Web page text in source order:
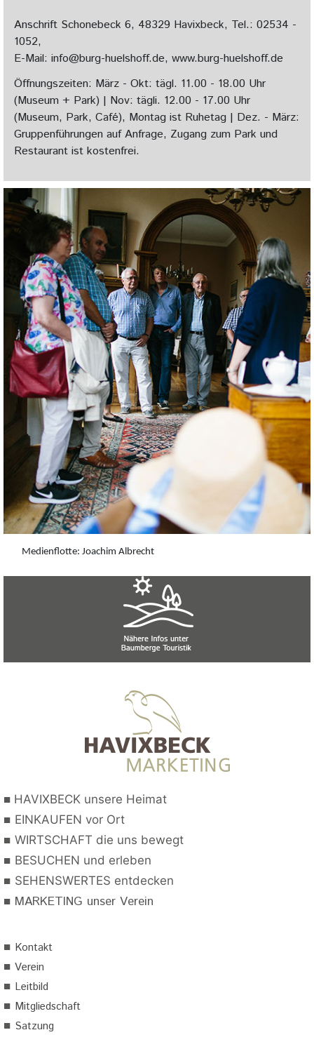
Medienflotte: Joachim Albrecht
Anschrift Schonebeck 6, 48329 Havixbeck, Tel.: 02534 -
1052,
E-Mail: info@burg-huelshoff.de, www.burg-huelshoff.de
Öffnungszeiten: März - Okt: tägl. 11.00 - 18.00 Uhr
(Museum + Park) | Nov: tägli. 12.00 - 17.00 Uhr
(Museum, Park, Café), Montag ist Ruhetag | Dez. - März:
Gruppenführungen auf Anfrage, Zugang zum Park und
Restaurant ist kostenfrei.
■ HAVIXBECK unsere Heimat
■ EINKAUFEN vor Ort
■ WIRTSCHAFT die uns bewegt
■ BESUCHEN und erleben
■ SEHENSWERTES entdecken
■ MARKETING unser Verein
■ Kontakt
■ Verein
■ Leitbild
■ Mitgliedschaft
■ Satzung